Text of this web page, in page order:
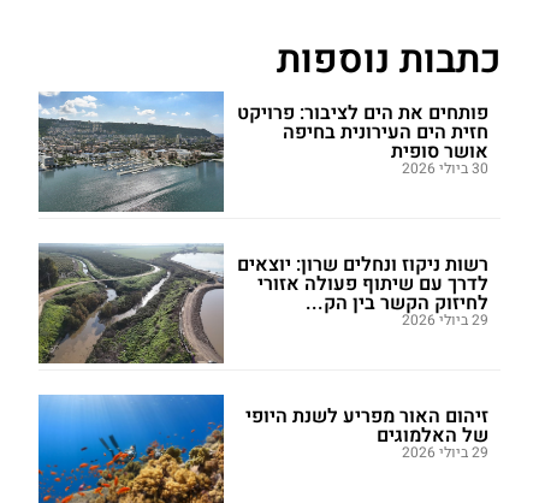
כתבות נוספות
פותחים את הים לציבור: פרויקט
חזית הים העירונית בחיפה
אושר סופית
30 ביולי 2026
רשות ניקוז ונחלים שרון: יוצאים
לדרך עם שיתוף פעולה אזורי
לחיזוק הקשר בין הק...
29 ביולי 2026
זיהום האור מפריע לשנת היופי
של האלמוגים
29 ביולי 2026